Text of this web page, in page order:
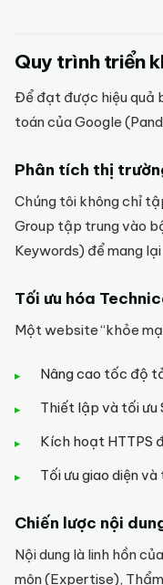
Quy trình triển
Để đạt được hiệu quả
toán của Google
Phân tích thị
Chúng tôi không chỉ
Group tập trung vào
Keywords) để mang
Tối ưu hóa
Một website “khỏe
Nâng cao tốc độ
Thiết lập và tối ưu
Kích hoạt HTTPS
Tối ưu giao diện
Chiến lược nội
Nội dung là linh hồn
môn (Expertise),